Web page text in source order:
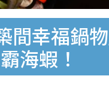
間幸福鍋
海蝦！